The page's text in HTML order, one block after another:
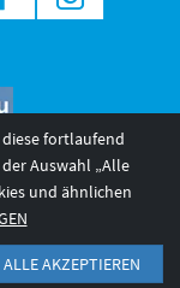
fortlaufend
Auswahl „Alle
und ähnlichen
ALLE AKZEPTIEREN